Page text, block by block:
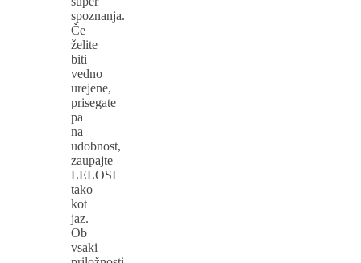
spoznanja.
Če
želite
biti
vedno
urejene,
prisegate
pa
na
udobnost,
zaupajte
LELOSI
tako
kot
jaz.
Ob
vsaki